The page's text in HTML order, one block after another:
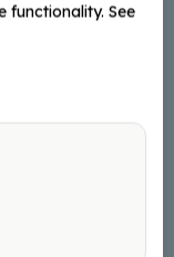
functionality. See